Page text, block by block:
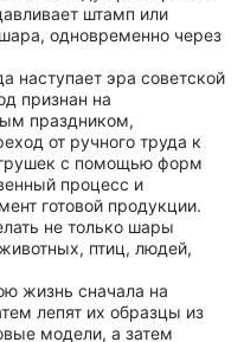
штамп или
одновременно через
наступает эра советской
признан на
праздником,
от ручного труда к
с помощью форм
процесс и
готовой продукции.
не только шары
птиц, людей,
жизнь сначала на
лепят их образцы из
модели, а затем